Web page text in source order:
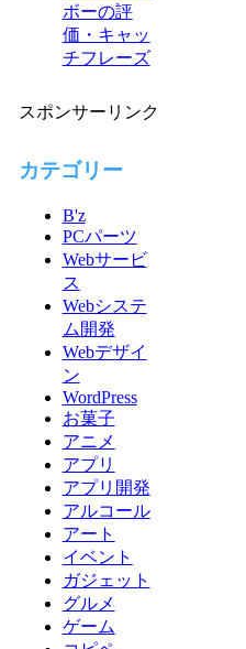
ボーの評
価・キャッ
チフレーズ
スポンサーリンク
カテゴリー
B'z
PCパーツ
Webサービ
ス
Webシステ
ム開発
Webデザイ
ン
WordPress
お菓子
アニメ
アプリ
アプリ開発
アルコール
アート
イベント
ガジェット
グルメ
ゲーム